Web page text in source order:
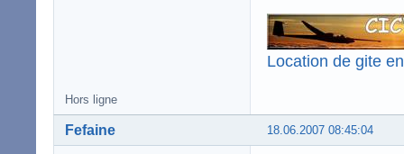
Location de gite
Hors ligne
18.06.2007 08:45:04
Fefaine